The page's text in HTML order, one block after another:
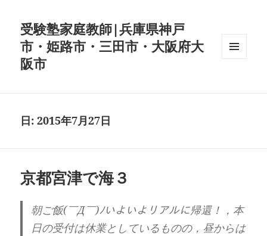
受験塾家庭教師|兵庫県神戸
市・姫路市・三田市・大阪府大
阪市
日:2015年7月27日
京都宮津で海３
朝ご飯(￣Д￣)ﾉいよいよリアルに帰還！，本
日の受付は休業としているものの，昼からは